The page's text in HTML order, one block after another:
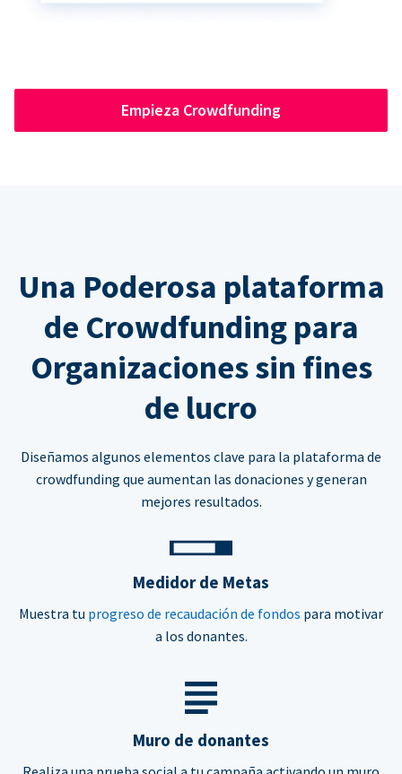
Empieza Crowdfunding
Una Poderosa plataforma
de Crowdfunding para
Organizaciones sin fines
de lucro
Diseñamos algunos elementos clave para la plataforma de
crowdfunding que aumentan las donaciones y generan
mejores resultados.
Medidor de Metas
Muestra tu progreso de recaudación de fondos para motivar
a los donantes.
Muro de donantes